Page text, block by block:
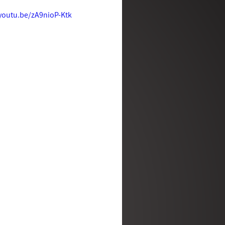
מלב אל לב מן האסלאםzA9nioP-Ktk